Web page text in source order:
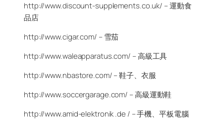
http://www.discount-supplements.co.uk/ – 運動食
品店
http://www.cigar.com/ – 雪茄
http://www.waleapparatus.com/ – 高級工具
http://www.nbastore.com/ – 鞋子、衣服
http://www.soccergarage.com/ – 高級運動鞋
http://www.amid-elektronik .de / – 手機、平板電腦